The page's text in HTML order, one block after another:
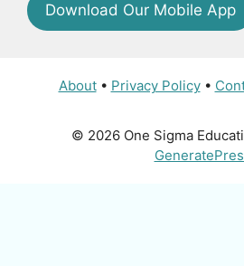
Download Our Mobile App
About• Privacy Policy•
© 2026 One Sigma